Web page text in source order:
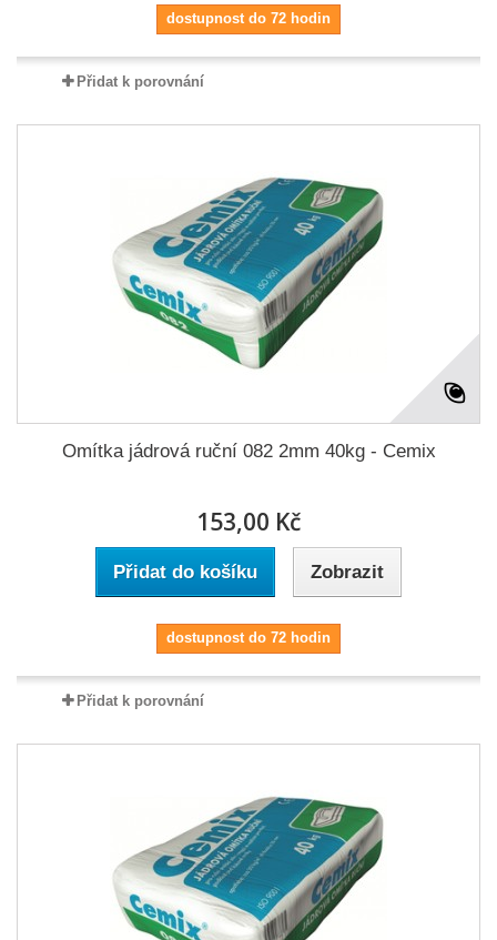
dostupnost do 72 hodin
Přidat k porovnání
Omítka jádrová ruční 082 2mm 40kg - Cemix
153,00 Kč
Přidat do košíku Zobrazit
dostupnost do 72 hodin
Přidat k porovnání